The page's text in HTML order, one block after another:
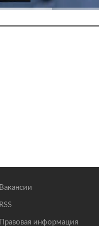
Вакансии
RSS
Правовая информация